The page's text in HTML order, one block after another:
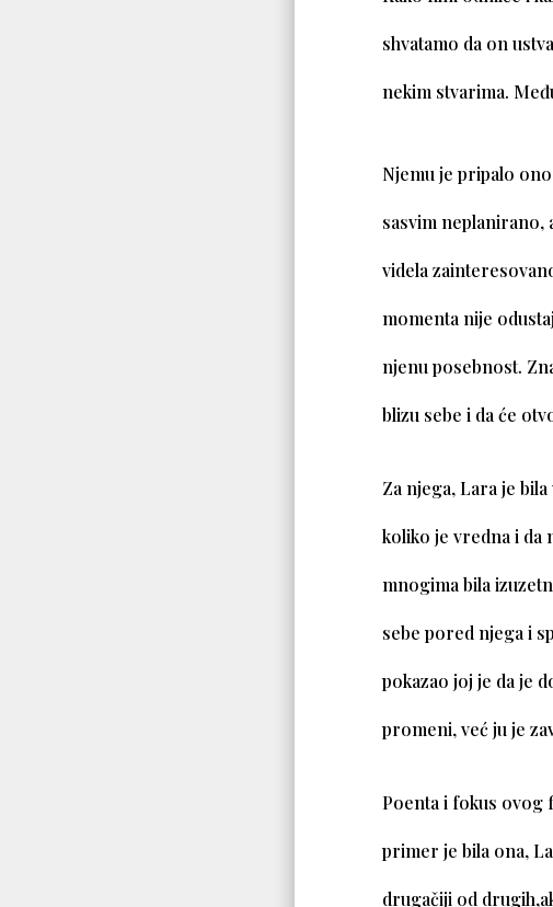
shvatamo da on
nekim stvarima.
Njemu je pripalo
sasvim neplanirano,
videla
momenta nije
njenu posebnost.
blizu sebe i da će
Za njega, Lara je
koliko je vredna i da
mnogima bila
sebe pored njega i
pokazao joj je da je
promeni, već ju je
Poenta i fokus ovog
primer je bila ona,
drugačiji od